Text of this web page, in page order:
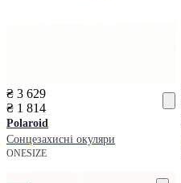
₴ 3 629
₴ 1 814
Polaroid
Сонцезахисні окуляри
ONESIZE